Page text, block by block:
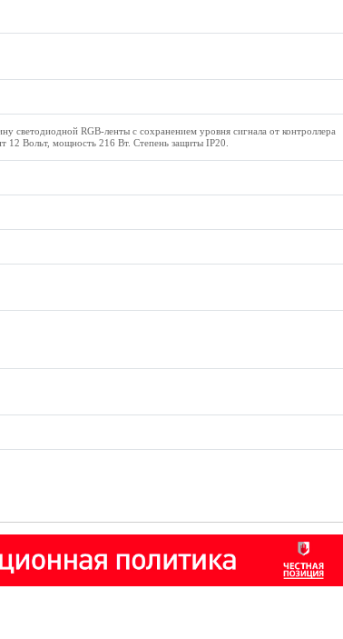
светодиодной RGB-ленты с сохранением уровня сигнала от контроллера
12 Вольт, мощность 216 Вт. Степень защиты IP20.